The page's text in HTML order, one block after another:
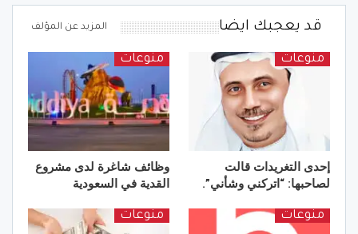
قد يعجبك ايضا المزيد عن المؤلف
منوعات
إحدى التغريدات قالت
لصاحبها: “اتركني وشأني”.
منوعات
وظائف شاغرة لدى مشروع
القدية في السعودية
منوعات منوعات